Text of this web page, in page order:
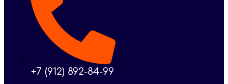
+7 (912) 892-84-99